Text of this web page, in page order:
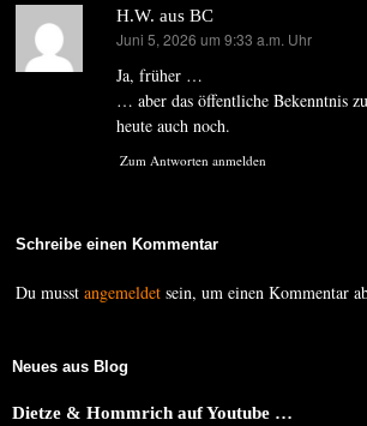
H.W. aus BC
sagt:
Juni 5, 2026 um 9:33 a.m. Uhr
Ja, früher …
… aber das öffentliche Bekenntnis
heute auch noch.
Zum Antworten anmelden
Schreibe einen Kommentar
Du musstangemeldet sein, um einen Kommentar
Neues aus Blog
Dietze & Hommrich auf Youtube …